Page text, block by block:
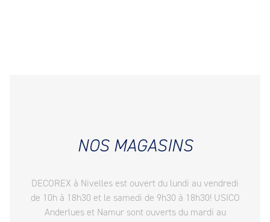
NOS MAGASINS
DECOREX à Nivelles est ouvert du lundi au vendredi
de 10h à 18h30 et le samedi de 9h30 à 18h30! USICO
Anderlues et Namur sont ouverts du mardi au